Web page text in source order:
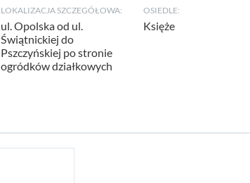
LOKALIZACJA SZCZEGÓŁOWA:
ul. Opolska od ul.
Świątnickiej do
Pszczyńskiej po stronie
ogródków działkowych
OSIEDLE:
Księże